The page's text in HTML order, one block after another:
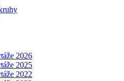
2026
2025
2022